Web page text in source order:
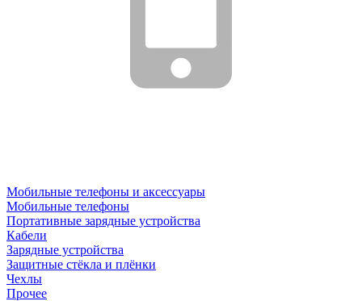
Мобильные телефоны и аксессуары
Мобильные телефоны
Портативные зарядные устройства
Кабели
Зарядные устройства
Защитные стёкла и плёнки
Чехлы
Прочее